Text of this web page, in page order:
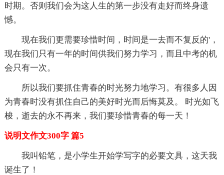
时期。否则我们会为这人生的第一步没有走好而终身遗
憾。
现在我们更需要珍惜时间，时间是一去而不复反的'，
现在我们只有一年的时间供我们努力学习，而且中考的机
会只有一次。
所以我们要抓住青春的时光努力地学习。有很多人因
为青春时没有抓住自己的美好时光而后悔莫及。 时光如飞
梭，逝去的永不再来，我们要珍惜青春的每一天！
说明文作文300字 篇5
我叫铅笔，是小学生开始学写字的必要文具，这天我
诞生了！